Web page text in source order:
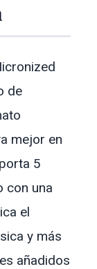
de
mejor en
5
con una
el
y más
añadidos